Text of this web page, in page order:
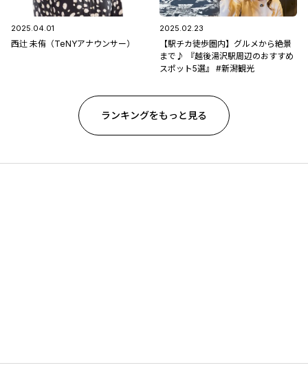
2025.04.01
西辻 未侑（TeNYアナウンサー）
2025.02.23
【駅チカ徒歩圏内】グルメから絶景
まで♪ 『越後湯沢駅周辺のおすすめ
スポット5選』 #新潟観光
ランキングをもっと見る